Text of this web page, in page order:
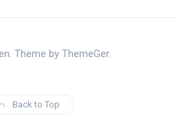
Theme by ThemeGer.
Back to Top